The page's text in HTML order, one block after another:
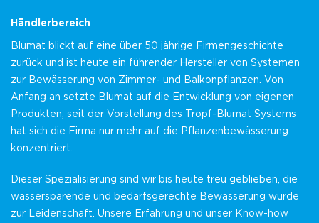
Händlerbereich
Blumat blickt auf eine über 50 jährige Firmengeschichte
zurück und ist heute ein führender Hersteller von Systemen
zur Bewässerung von Zimmer- und Balkonpflanzen. Von
Anfang an setzte Blumat auf die Entwicklung von eigenen
Produkten, seit der Vorstellung des Tropf-Blumat Systems
hat sich die Firma nur mehr auf die Pflanzenbewässerung
konzentriert.
Dieser Spezialisierung sind wir bis heute treu geblieben, die
wassersparende und bedarfsgerechte Bewässerung wurde
zur Leidenschaft. Unsere Erfahrung und unser Know-how